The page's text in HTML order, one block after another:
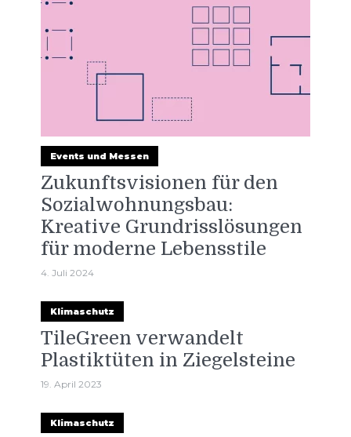
Events und Messen
Zukunftsvisionen für den
Sozialwohnungsbau:
Kreative Grundrisslösungen
für moderne Lebensstile
4. Juli 2024
Klimaschutz
TileGreen verwandelt
Plastiktüten in Ziegelsteine
19. April 2023
Klimaschutz